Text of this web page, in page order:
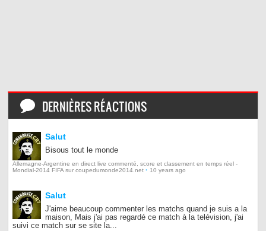
DERNIÈRES RÉACTIONS
Salut
Bisous tout le monde
Allemagne-Argentine en direct live commenté, score et classement en temps réel -
Mondial-2014 FIFA sur coupedumonde2014.net · 10 years ago
Salut
J'aime beaucoup commenter les matchs quand je suis a la
maison, Mais j'ai pas regardé ce match à la telévision, j'ai
suivi ce match sur se site la...